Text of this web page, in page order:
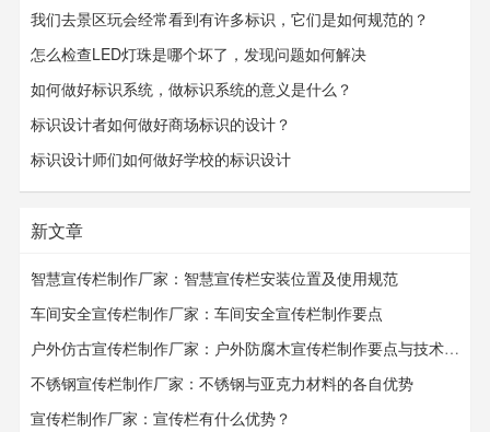
我们去景区玩会经常看到有许多标识，它们是如何规范的？
怎么检查LED灯珠是哪个坏了，发现问题如何解决
如何做好标识系统，做标识系统的意义是什么？
标识设计者如何做好商场标识的设计？
标识设计师们如何做好学校的标识设计
新文章
智慧宣传栏制作厂家：智慧宣传栏安装位置及使用规范
车间安全宣传栏制作厂家：车间安全宣传栏​​​​​​​制作要点
户外仿古宣传栏制作厂家：户外防腐木宣传栏制作要点与技术要求
不锈钢宣传栏制作厂家：不锈钢与亚克力材料的各自优势
宣传栏制作厂家：宣传栏有什么优势？